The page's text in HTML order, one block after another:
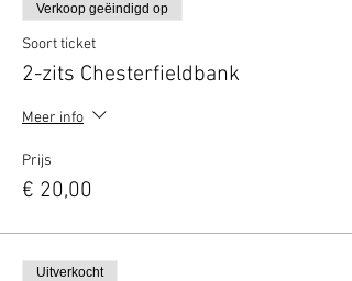
Verkoop geëindigd op
Soort ticket
2-zits Chesterfieldbank
Meer info
Prijs
€ 20,00
Uitverkocht